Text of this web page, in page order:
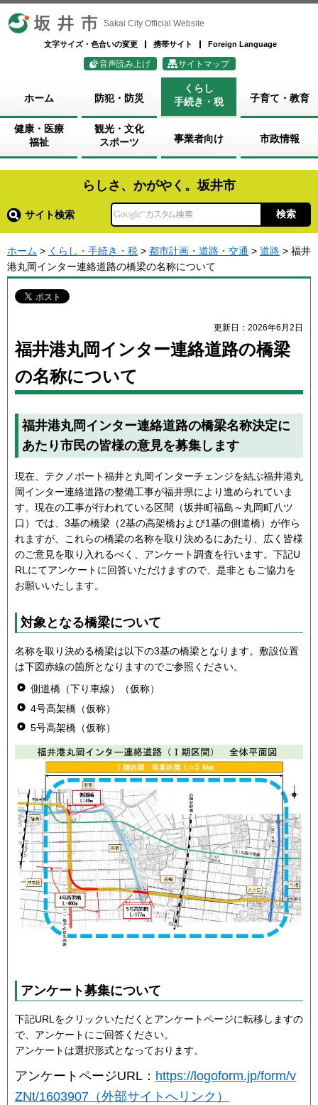
坂井市 Sakai City Official Website
文字サイズ・色合いの変更 携帯サイト Foreign Language
音声読み上げ サイトマップ
ホーム 防犯・防災
くらし
手続き・税
子育て・教育
健康・医療
福祉
観光・文化
スポーツ
事業者向け 市政情報
らしさ、かがやく。坂井市
サイト検索
ホーム > くらし・手続き・税 > 都市計画・道路・交通 > 道路 > 福井
港丸岡インター連絡道路の橋梁の名称について
更新日：2026年6月2日
福井港丸岡インター連絡道路の橋梁
の名称について
福井港丸岡インター連絡道路の橋梁名称決定に
あたり市民の皆様の意見を募集します
現在、テクノポート福井と丸岡インターチェンジを結ぶ福井港丸
岡インター連絡道路の整備工事が福井県により進められていま
す。現在の工事が行われている区間（坂井町福島～丸岡町八ツ
口）では、3基の橋梁（2基の高架橋および1基の側道橋）が作ら
れますが、これらの橋梁の名称を取り決めるにあたり、広く皆様
のご意見を取り入れるべく、アンケート調査を行います。下記U
RLにてアンケートに回答いただけますので、是非ともご協力を
お願いいたします。
対象となる橋梁について
名称を取り決める橋梁は以下の3基の橋梁となります。敷設位置
は下図赤線の箇所となりますのでご参照ください。
側道橋（下り車線）（仮称）
4号高架橋（仮称）
5号高架橋（仮称）
アンケート募集について
下記URLをクリックいただくとアンケートページに転移しますの
で、アンケートにご回答ください。
アンケートは選択形式となっております。
アンケートページURL： https://logoform.jp/form/v
ZNt/1603907（外部サイトへリンク）